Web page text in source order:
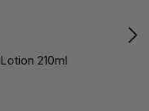
210ml